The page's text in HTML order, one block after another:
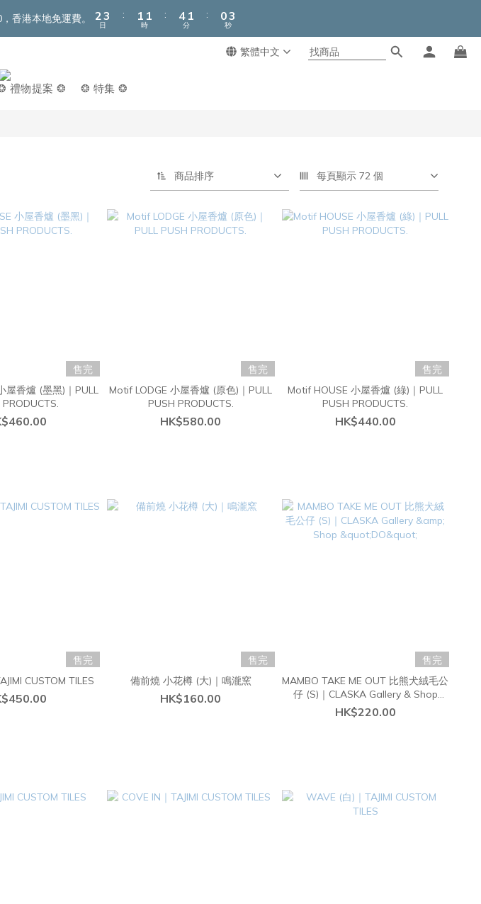
香港本地免運費。
2
1
3
2
日
:
1
0
1
0
時
:
4
3
1
0
分
:
02
1
0
秒
繁體中文
禮物提案 ❂ ❂ 特集 ❂
商品排序 每頁顯示 72 個
售完
屋香爐 (墨黑)｜PULL
售完
Motif LODGE 小屋香爐 (原色)｜PULL
PUSH PRODUCTS.
HK$580.00
售完
Motif HOUSE 小屋香爐 (綠)｜PULL
PUSH PRODUCTS.
HK$440.00
售完
CUSTOM TILES
售完
備前燒 小花樽 (大)｜鳴瀧窯
HK$160.00
售完
MAMBO TAKE ME OUT 比熊犬絨毛公
仔 (S)｜CLASKA Gallery & Shop
"DO"
HK$220.00